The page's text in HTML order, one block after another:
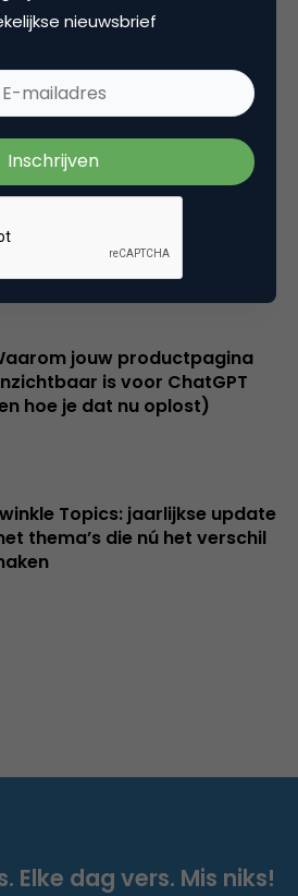
die wél je succes
bepalen!]
AI zoeken en vinden op
fundamenteel
jouw productpagina
is voor ChatGPT
hoe je dat nu oplost)
Topics: jaarlijkse update
thema’s die nú het verschil
nieuwsbrief
Elke dag vers. Mis niks!